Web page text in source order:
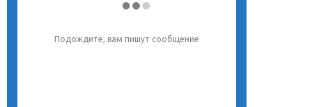
Напишите, что вас интересует, и мы вам